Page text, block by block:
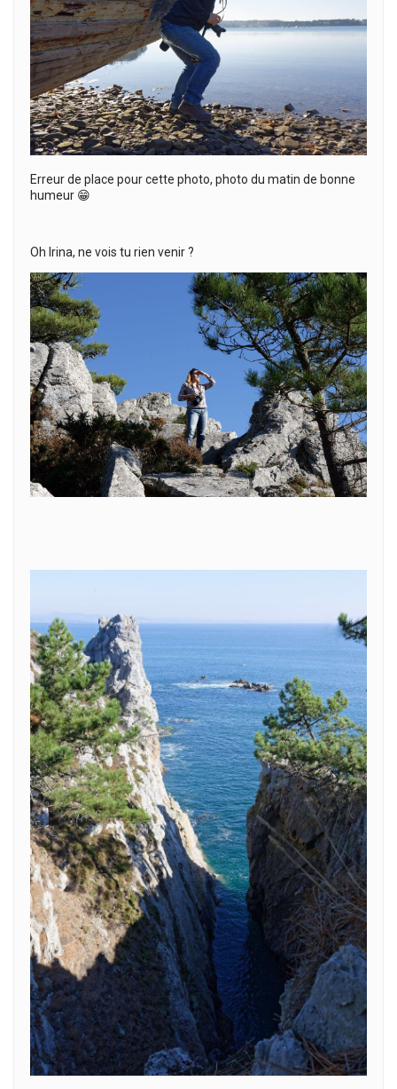
Erreur de place pour cette photo, photo du matin de bonne
humeur 😁
Oh Irina, ne vois tu rien venir ?